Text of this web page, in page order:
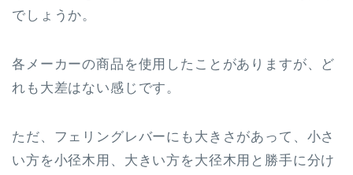
でしょうか。
各メーカーの商品を使用したことがありますが、ど
れも大差はない感じです。
ただ、フェリングレバーにも大きさがあって、小さ
い方を小径木用、大きい方を大径木用と勝手に分け